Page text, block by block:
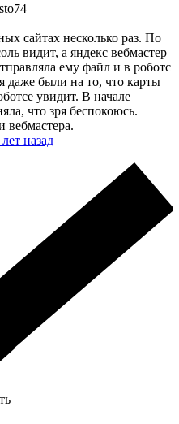
сайтах несколько раз. По
видит, а яндекс вебмастер
ему файл и в роботс
даже были на то, что карты
увидит. В начале
что зря беспокоюсь.
вебмастера.
назад